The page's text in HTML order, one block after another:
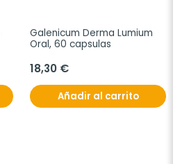
Galenicum Derma Lumium
Oral, 60 capsulas
18,30 €
Añadir al carrito